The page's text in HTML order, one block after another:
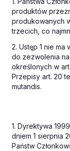
produktów
produkowanych
trzecich, co
2. Ustęp 1 nie ma
do zezwolenia
określonych w
Przepisy art. 20
mutandis.
1. Dyrektywa
dniem 1 sierpnia
Państw